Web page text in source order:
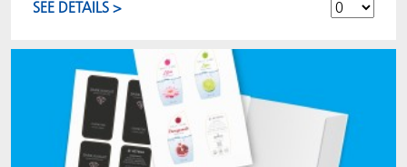
SEE DETAILS >